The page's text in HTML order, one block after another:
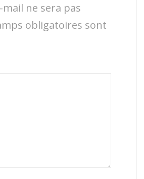
ne sera pas
obligatoires sont